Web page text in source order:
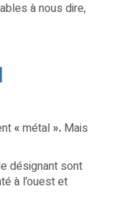
à nous dire,
« métal ». Mais
désignant sont
à l’ouest et